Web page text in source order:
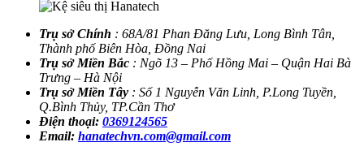
Trụ sở Chính : 68A/81 Phan Đăng Lưu, Long Bình Tân,
Thành phố Biên Hòa, Đồng Nai
Trụ sở Miền Bắc : Ngõ 13 – Phố Hồng Mai – Quận Hai Bà
Trưng – Hà Nội
Trụ sở Miền Tây : Số 1 Nguyễn Văn Linh, P.Long Tuyền,
Q.Bình Thủy, TP.Cần Thơ
Điện thoại: 0369124565
Email: hanatechvn.com@gmail.com